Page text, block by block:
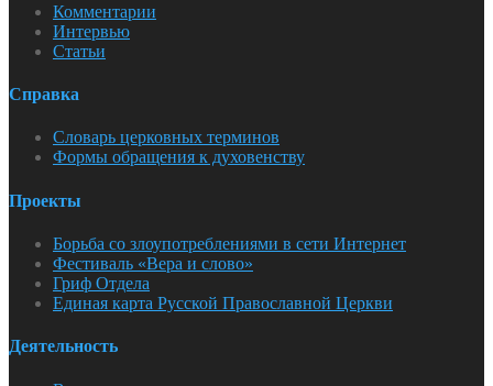
Комментарии
Интервью
Статьи
Справка
Словарь церковных терминов
Формы обращения к духовенству
Проекты
Борьба со злоупотреблениями в сети Интернет
Фестиваль «Вера и слово»
Гриф Отдела
Единая карта Русской Православной Церкви
Деятельность